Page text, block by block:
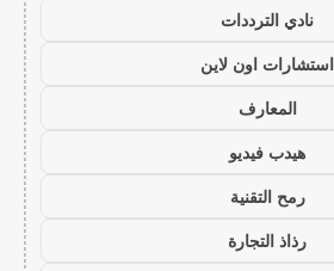
نادي الترددات
استشارات اون لاين
المعارف
هيدب فيديو
رمح التقنية
رذاذ التجارة